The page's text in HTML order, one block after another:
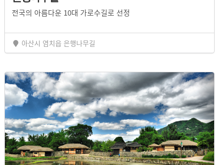
전국의 아름다운 10대 가로수길로 선정
아산시 염치읍 은행나무길